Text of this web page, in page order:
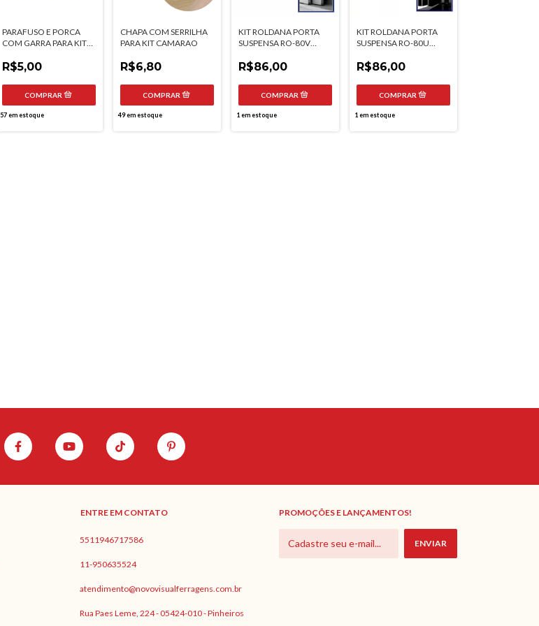
PARAFUSO E PORCA
COM GARRA PARA KIT
R$5,00
57em estoque
CHAPA COM SERRILHA
PARA KIT CAMARAO
R$6,80
49em estoque
KIT ROLDANA PORTA
SUSPENSA RO-80V
R$86,00
1 em estoque
KIT ROLDANA PORTA
SUSPENSA RO-80U
R$86,00
1 em estoque
ENTRE EM CONTATO
5511946717586
11-950635524
atendimento@novovisualferragens.com.br
Rua Paes Leme, 224 - 05424-010 - Pinheiros
PROMOÇÕES E LANÇAMENTOS!